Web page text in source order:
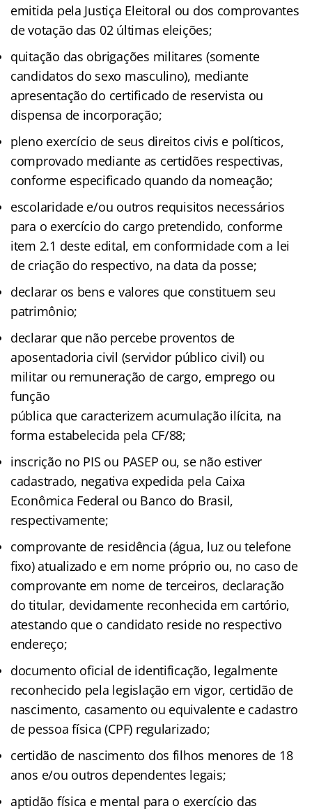
emitida pela Justiça Eleitoral ou dos comprovantes
de votação das 02 últimas eleições;
quitação das obrigações militares (somente
candidatos do sexo masculino), mediante
apresentação do certificado de reservista ou
dispensa de incorporação;
pleno exercício de seus direitos civis e políticos,
comprovado mediante as certidões respectivas,
conforme especificado quando da nomeação;
escolaridade e/ou outros requisitos necessários
para o exercício do cargo pretendido, conforme
item 2.1 deste edital, em conformidade com a lei
de criação do respectivo, na data da posse;
declarar os bens e valores que constituem seu
patrimônio;
declarar que não percebe proventos de
aposentadoria civil (servidor público civil) ou
militar ou remuneração de cargo, emprego ou
função
pública que caracterizem acumulação ilícita, na
forma estabelecida pela CF/88;
inscrição no PIS ou PASEP ou, se não estiver
cadastrado, negativa expedida pela Caixa
Econômica Federal ou Banco do Brasil,
respectivamente;
comprovante de residência (água, luz ou telefone
fixo) atualizado e em nome próprio ou, no caso de
comprovante em nome de terceiros, declaração
do titular, devidamente reconhecida em cartório,
atestando que o candidato reside no respectivo
endereço;
documento oficial de identificação, legalmente
reconhecido pela legislação em vigor, certidão de
nascimento, casamento ou equivalente e cadastro
de pessoa física (CPF) regularizado;
certidão de nascimento dos filhos menores de 18
anos e/ou outros dependentes legais;
aptidão física e mental para o exercício das